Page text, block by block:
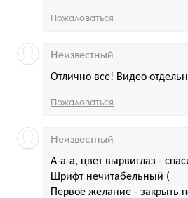
Пожаловаться
Отлично все! Видео
Неизвестный
Пожаловаться
А-а-а, цвет вырвиглаз -
Шрифт нечитабельный (
Первое желание - закрыть
Неизвестный